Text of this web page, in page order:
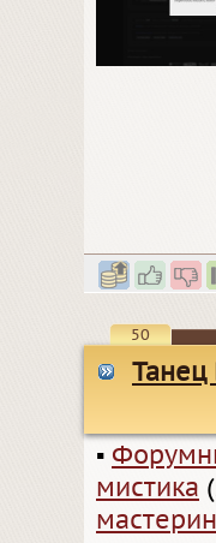
50
Танец
▪
мистика